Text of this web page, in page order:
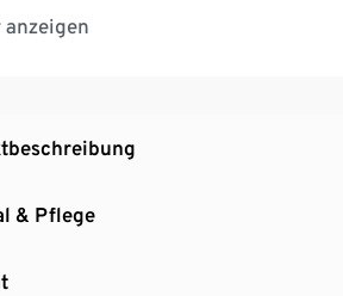
anzeigenformbeständig, perfekter
die Initiative Cotton made in
& Pflege